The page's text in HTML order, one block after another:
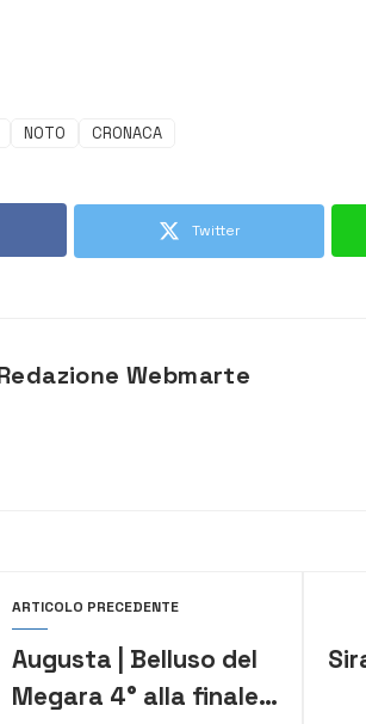
NOTO CRONACA
Twitter
Webmarte
ARTICOLO PRECEDENTE
Augusta | Belluso del
Megara 4° alla finale